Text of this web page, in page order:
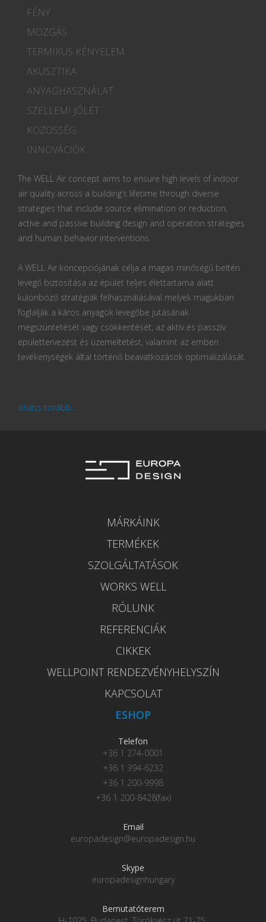
FÉNY
MOZGÁS
TERMIKUS KÉNYELEM
AKUSZTIKA
ANYAGHASZNÁLAT
SZELLEMI JÓLÉT
KÖZÖSSÉG
INNOVÁCIÓK
The WELL Air concept aims to ensure high levels of indoor
air quality across a building’s lifetime through diverse
strategies that include source elimination or reduction,
active and passive building design and operation strategies
and human behavior interventions.
A WELL Air koncepciójának célja a magas minőségű beltéri
levegő biztosítása az épület teljes élettartama alatt
különböző stratégiák felhasználásával melyek magukban
foglalják a káros anyagok levegőbe jutásának
megszüntetését vagy csökkentését, az aktív és passzív
épülettervezést és üzemeltetést, valamint az emberi
tevékenységek által történő beavatkozások optimalizálását.
olvass tovább...
MÁRKÁINK
TERMÉKEK
SZOLGÁLTATÁSOK
WORKS WELL
RÓLUNK
REFERENCIÁK
CIKKEK
WELLPOINT RENDEZVÉNYHELYSZÍN
KAPCSOLAT
ESHOP
Telefon
+36 1 274-0001
+36 1 394-6232
+36 1 200-9998
+36 1 200-8428(fax)
Email
europadesign@europadesign.hu
Skype
europadesignhungary
Bemutatóterem